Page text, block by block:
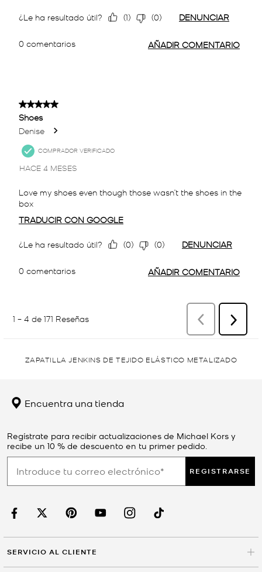
ZAPATILLA JENKINS DE TEJIDO ELÁSTICO METALIZADO
Encuentra una tienda
Regístrate para recibir actualizaciones de Michael Kors y
recibe un 10 % de descuento en tu primer pedido.
REGISTRARSE
SERVICIO AL CLIENTE